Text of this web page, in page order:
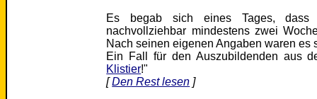
Es begab sich eines Tages,
nachvollziehbar mindestens zwei
Nach seinen eigenen Angaben waren es
Ein Fall für den Auszubildenden aus
Klistier!"
[Den Rest lesen ]